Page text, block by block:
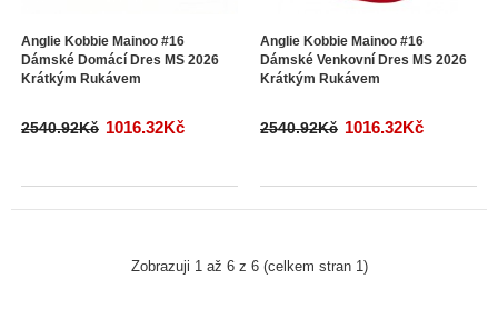
Anglie Kobbie Mainoo #16
Dámské Domácí Dres MS 2026
Krátkým Rukávem
2540.92Kč 1016.32Kč
Anglie Kobbie Mainoo #16
Dámské Venkovní Dres MS 2026
Krátkým Rukávem
2540.92Kč 1016.32Kč
Zobrazuji 1 až 6 z 6 (celkem stran 1)